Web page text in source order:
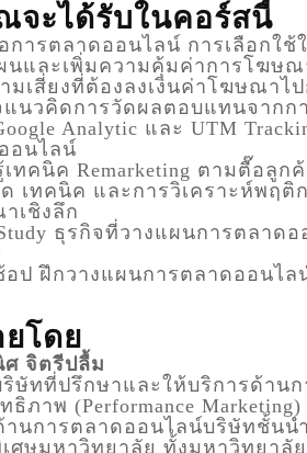
จะได้รับในคอร์สนี้
การตลาดออนไลน์ การเลือกใช้
นและเพิ่มความคุ้มค่าการโฆษ
มเสี่ยงที่ต้องลงเงินค่าโฆษณาไ
แนวคิดการวัดผลตอบแทนจาก
Analytic และ UTM
อนไลน์
เทคนิค Remarketing ตามตื๊อลูก
เทคนิค และการวิเคราะห์พฤติ
เชิงลึก
Study ธุรกิจที่วางแผนการตลาด
อป ฝึกวางแผนการตลาดออนไล
โดย
จิตรีปลื้ม
ษัทที่ปรึกษาและให้บริการด้าน
ธิภาพ (Performance Marketing)
นการตลาดออนไลน์บริษัทชั้นน
ศษมหาวิทยาลัย ทั้งมหาวิทยาลั